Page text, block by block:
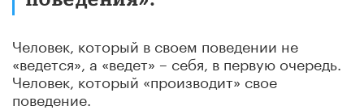
Человек, который в своем поведении не
«ведется», а «ведет» – себя, в первую очередь.
Человек, который «производит» свое
поведение.